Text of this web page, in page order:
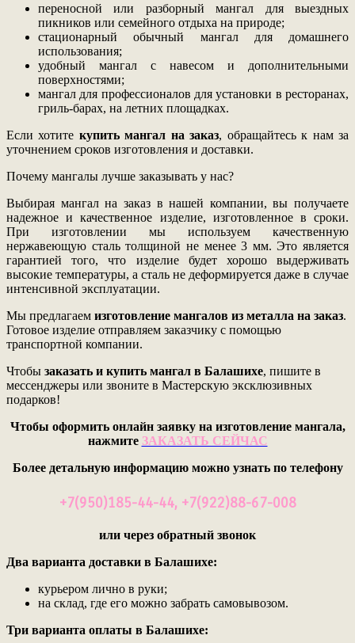
переносной или разборный мангал для выездных
пикников или семейного отдыха на природе;
стационарный обычный мангал для домашнего
использования;
удобный мангал с навесом и дополнительными
поверхностями;
мангал для профессионалов для установки в ресторанах,
гриль-барах, на летних площадках.
Если хотите купить мангал на заказ, обращайтесь к нам за
уточнением сроков изготовления и доставки.
Почему мангалы лучше заказывать у нас?
Выбирая мангал на заказ в нашей компании, вы получаете
надежное и качественное изделие, изготовленное в сроки.
При изготовлении мы используем качественную
нержавеющую сталь толщиной не менее 3 мм. Это является
гарантией того, что изделие будет хорошо выдерживать
высокие температуры, а сталь не деформируется даже в случае
интенсивной эксплуатации.
Мы предлагаем изготовление мангалов из металла на заказ.
Готовое изделие отправляем заказчику с помощью
транспортной компании.
Чтобы заказать и купить мангал в Балашихе, пишите в
мессенджеры или звоните в Мастерскую эксклюзивных
подарков!
Чтобы оформить онлайн заявку на изготовление мангала,
нажмите ЗАКАЗАТЬ СЕЙЧАС
Более детальную информацию можно узнать по телефону
+7(950)185-44-44, +7(922)88-67-008
или через обратный звонок
Два варианта доставки в Балашихе:
курьером лично в руки;
на склад, где его можно забрать самовывозом.
Три варианта оплаты в Балашихе: